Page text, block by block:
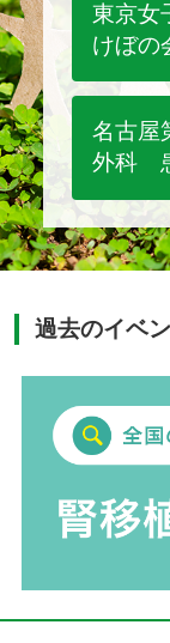
東京女
けぼの
名古屋
外科
過去のイベ